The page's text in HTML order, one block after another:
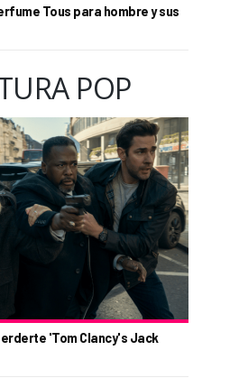
Tous para hombre y sus
POP
'Tom Clancy's Jack